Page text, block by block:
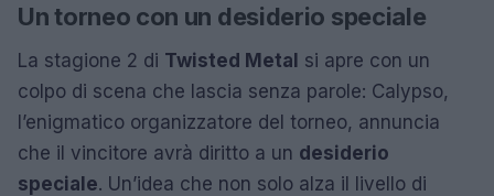
Un torneo con un desiderio speciale
La stagione 2 di Twisted Metal si apre con un
colpo di scena che lascia senza parole: Calypso,
l’enigmatico organizzatore del torneo, annuncia
che il vincitore avrà diritto a un desiderio
speciale. Un’idea che non solo alza il livello di